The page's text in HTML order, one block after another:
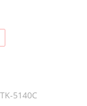
5140C